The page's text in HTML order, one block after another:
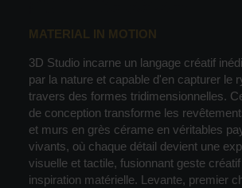
MATERIAL IN MOTION
3D Studio incarne un langage créatif
par la nature et capable d'en capturer le
travers des formes tridimensionnelles.
de conception transforme les
et murs en grès cérame en véritables
vivants, où chaque détail devient une
visuelle et tactile, fusionnant geste
inspiration matérielle. Levante, premier